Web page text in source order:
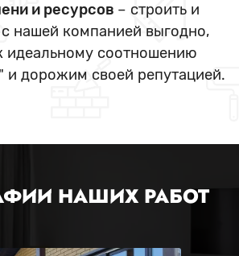
и ресурсов – строить и
нашей компанией выгодно,
идеальному соотношению
и дорожим своей репутацией.
НАШИХ РАБОТ